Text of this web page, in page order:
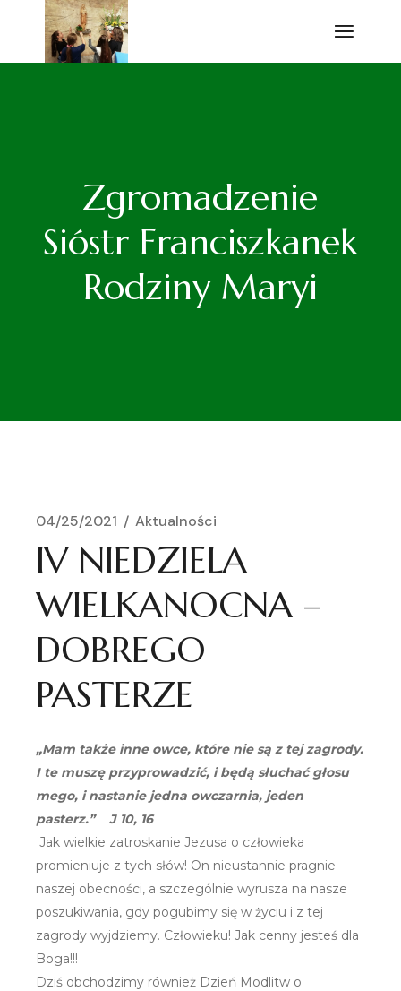
Przejdź
Zgromadzenie
Sióstr Franciszkanek
Rodziny Maryi
04/25/2021 Aktualności
IV NIEDZIELA
WIELKANOCNA –
DOBREGO
PASTERZE
„Mam także inne owce, które nie są z tej zagrody.
I te muszę przyprowadzić, i będą słuchać głosu
mego, i nastanie jedna owczarnia, jeden
pasterz.” J 10, 16
Jak wielkie zatroskanie Jezusa o człowieka
promieniuje z tych słów! On nieustannie pragnie
naszej obecności, a szczególnie wyrusza na nasze
poszukiwania, gdy pogubimy się w życiu i z tej
zagrody wyjdziemy. Człowieku! Jak cenny jesteś dla
Boga!!!
Dziś obchodzimy również Dzień Modlitw o